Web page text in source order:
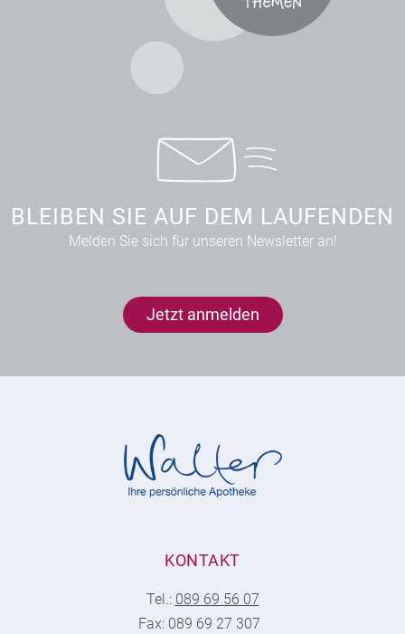
BLEIBEN SIE AUF DEM LAUFENDEN
Melden Sie sich für unseren Newsletter an!
Jetzt anmelden
KONTAKT
Tel.: 089 69 56 07
Fax: 089 69 27 307